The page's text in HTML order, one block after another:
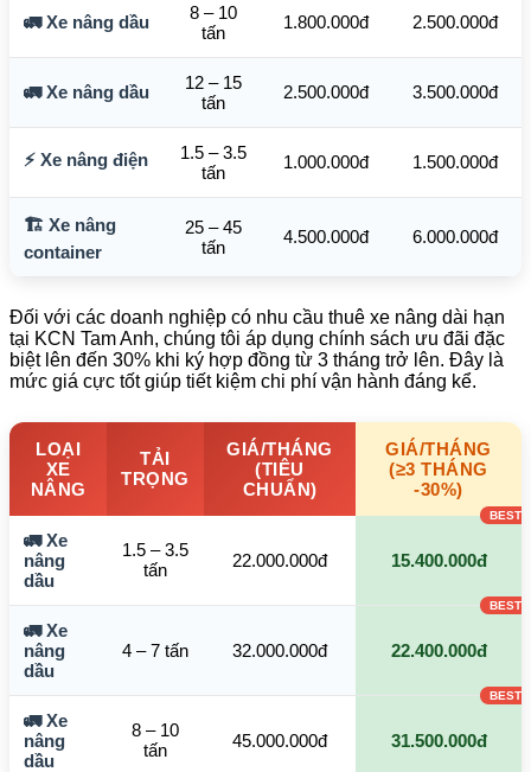
🚛 Xe nâng dầu
8 – 10
tấn
1.800.000đ 2.500.000đ
🚛 Xe nâng dầu
12 – 15
tấn
2.500.000đ 3.500.000đ
⚡ Xe nâng điện
1.5 – 3.5
tấn
1.000.000đ 1.500.000đ
🏗️ Xe nâng
container
25 – 45
tấn
4.500.000đ 6.000.000đ
Đối với các doanh nghiệp có nhu cầu thuê xe nâng dài hạn
tại KCN Tam Anh, chúng tôi áp dụng chính sách ưu đãi đặc
biệt lên đến 30% khi ký hợp đồng từ 3 tháng trở lên. Đây là
mức giá cực tốt giúp tiết kiệm chi phí vận hành đáng kể.
LOẠI
XE
NÂNG
TẢI
TRỌNG
GIÁ/THÁNG
(TIÊU
CHUẨN)
GIÁ/THÁNG
(≥3 THÁNG
-30%)
🚛 Xe
nâng
dầu
1.5 – 3.5
tấn
22.000.000đ 15.400.000đ
🚛 Xe
nâng
dầu
4 – 7 tấn 32.000.000đ 22.400.000đ
🚛 Xe
nâng
dầu
8 – 10
tấn
45.000.000đ 31.500.000đ